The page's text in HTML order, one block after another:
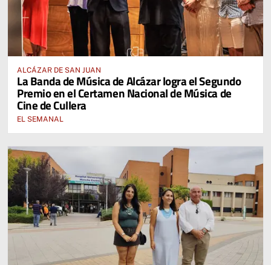
ALCÁZAR DE SAN JUAN
La Banda de Música de Alcázar logra el Segundo
Premio en el Certamen Nacional de Música de
Cine de Cullera
EL SEMANAL